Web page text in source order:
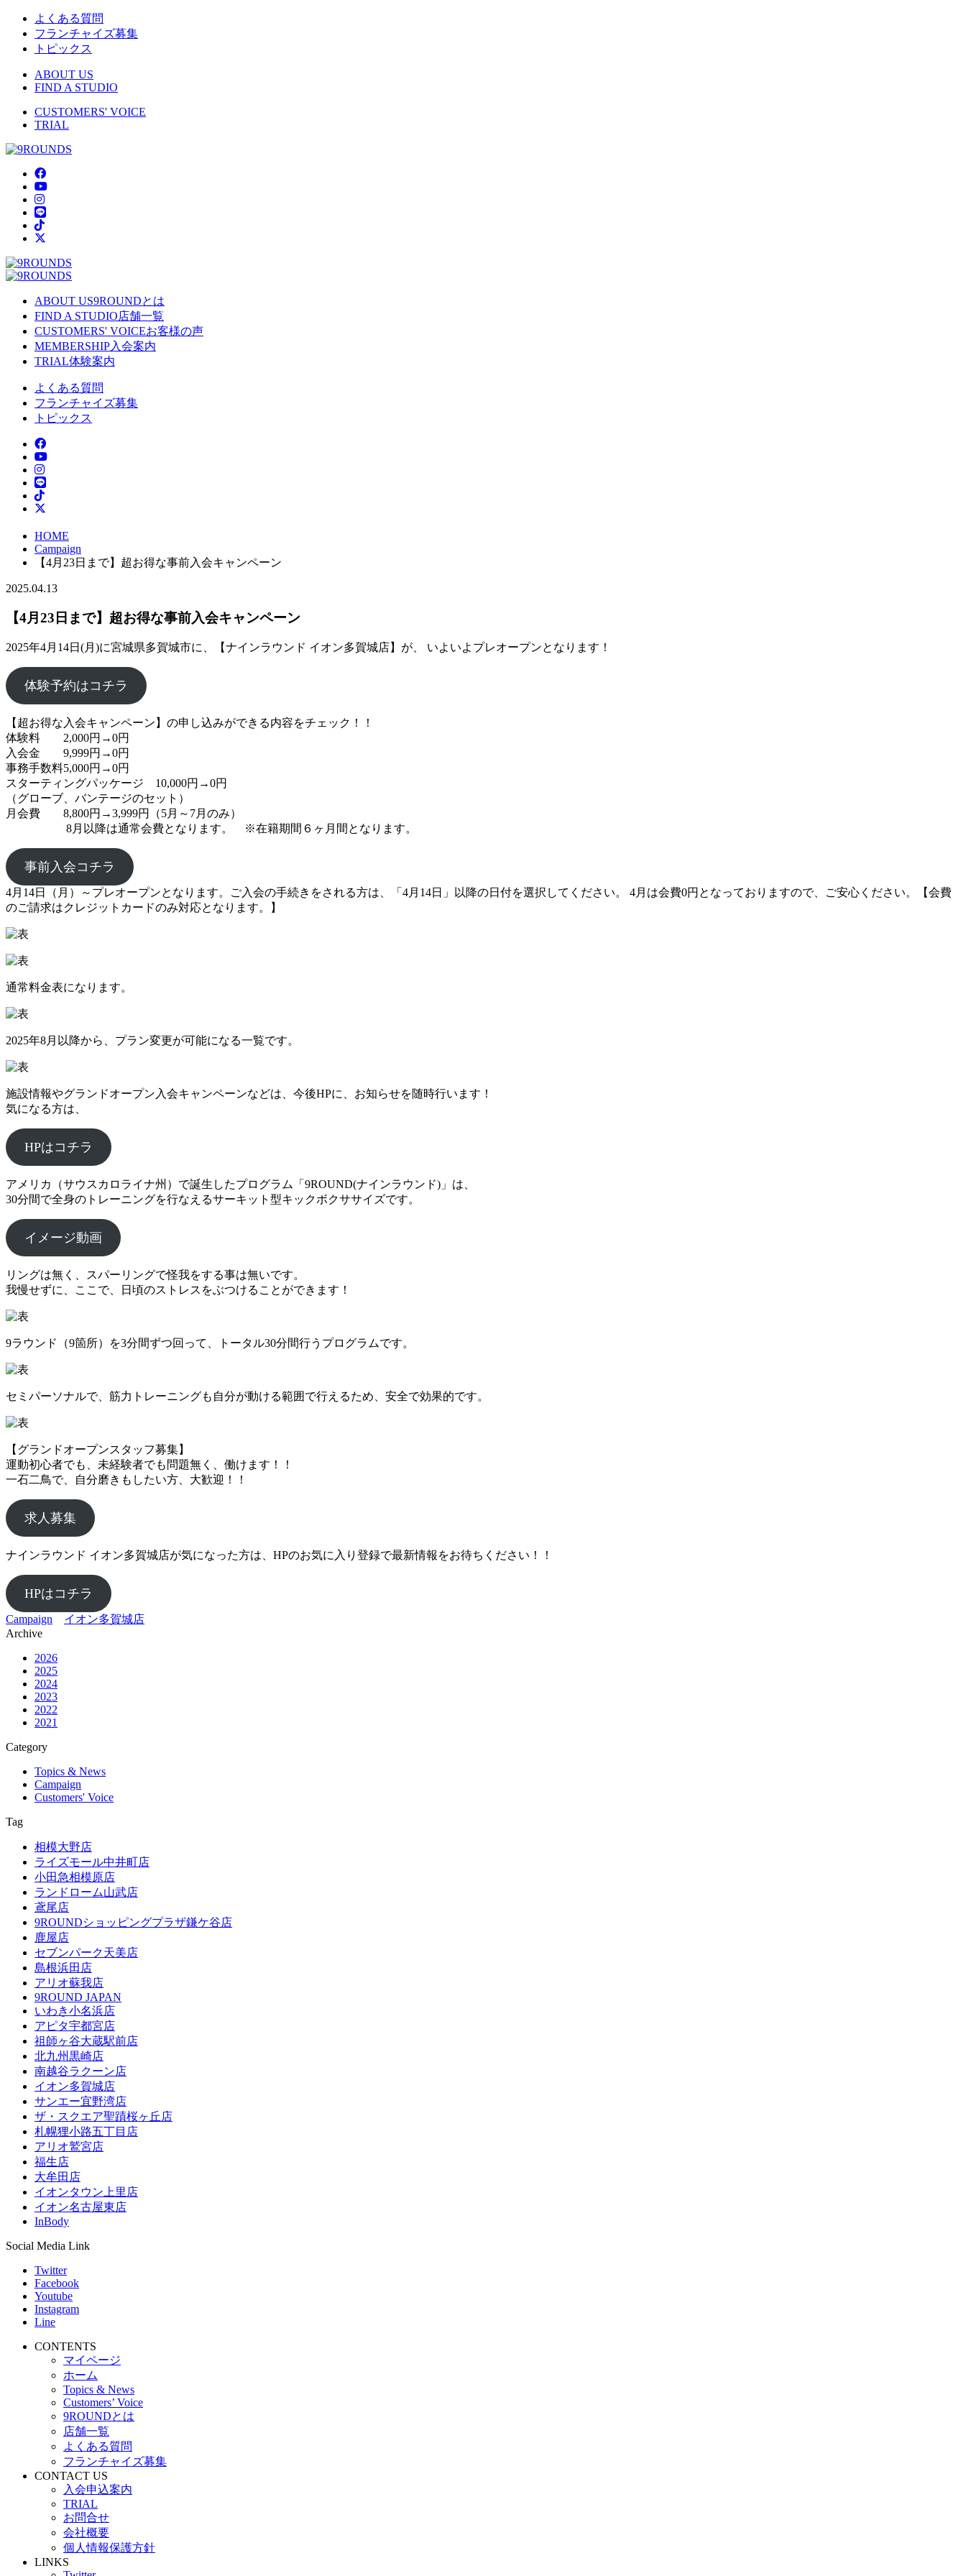
よくある質問
フランチャイズ募集
トピックス
ABOUT US
FIND A STUDIO
CUSTOMERS' VOICE
TRIAL
ABOUT US9ROUNDとは
FIND A STUDIO店舗一覧
CUSTOMERS' VOICEお客様の声
MEMBERSHIP入会案内
TRIAL体験案内
よくある質問
フランチャイズ募集
トピックス
HOME
Campaign
【4月23日まで】超お得な事前入会キャンペーン
2025.04.13
【4月23日まで】超お得な事前入会キャンペーン
2025年4月14日(月)に宮城県多賀城市に、【ナインラウンド イオン多賀城店】が、 いよいよプレオープンとなります！
体験予約はコチラ
【超お得な入会キャンペーン】の申し込みができる内容をチェック！！
体験料 2,000円→0円
入会金 9,999円→0円
事務手数料5,000円→0円
スターティングパッケージ 10,000円→0円
（グローブ、バンテージのセット）
月会費 8,800円→3,999円（5月～7月のみ）
8月以降は通常会費となります。 ※在籍期間６ヶ月間となります。
事前入会コチラ
4月14日（月）～プレオープンとなります。ご入会の手続きをされる方は、「4月14日」以降の日付を選択してください。 4月は会費0円となっておりますので、ご安心ください。【会費
のご請求はクレジットカードのみ対応となります。】
通常料金表になります。
2025年8月以降から、プラン変更が可能になる一覧です。
施設情報やグランドオープン入会キャンペーンなどは、今後HPに、お知らせを随時行います！
気になる方は、
HPはコチラ
アメリカ（サウスカロライナ州）で誕生したプログラム「9ROUND(ナインラウンド)」は、
30分間で全身のトレーニングを行なえるサーキット型キックボクササイズです。
イメージ動画
リングは無く、スパーリングで怪我をする事は無いです。
我慢せずに、ここで、日頃のストレスをぶつけることができます！
9ラウンド（9箇所）を3分間ずつ回って、トータル30分間行うプログラムです。
セミパーソナルで、筋力トレーニングも自分が動ける範囲で行えるため、安全で効果的です。
【グランドオープンスタッフ募集】
運動初心者でも、未経験者でも問題無く、働けます！！
一石二鳥で、自分磨きもしたい方、大歓迎！！
求人募集
ナインラウンド イオン多賀城店が気になった方は、HPのお気に入り登録で最新情報をお待ちください！！
HPはコチラ
Campaign
イオン多賀城店
Archive
2026
2025
2024
2023
2022
2021
Category
Topics & News
Campaign
Customers' Voice
Tag
相模大野店
ライズモール中井町店
小田急相模原店
ランドローム山武店
鳶尾店
9ROUNDショッピングプラザ鎌ケ谷店
鹿屋店
セブンパーク天美店
島根浜田店
アリオ蘇我店
9ROUND JAPAN
いわき小名浜店
アピタ宇都宮店
祖師ヶ谷大蔵駅前店
北九州黒崎店
南越谷ラクーン店
イオン多賀城店
サンエー宜野湾店
ザ・スクエア聖蹟桜ヶ丘店
札幌狸小路五丁目店
アリオ鷲宮店
福生店
大牟田店
イオンタウン上里店
イオン名古屋東店
InBody
Social Media Link
Twitter
Facebook
Youtube
Instagram
Line
CONTENTS
マイページ
ホーム
Topics & News
Customers’ Voice
9ROUNDとは
店舗一覧
よくある質問
フランチャイズ募集
CONTACT US
入会申込案内
TRIAL
お問合せ
会社概要
個人情報保護方針
LINKS